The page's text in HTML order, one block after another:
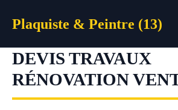
Plaquiste & Peintre (13)
DEVIS TRAVAUX
RÉNOVATION